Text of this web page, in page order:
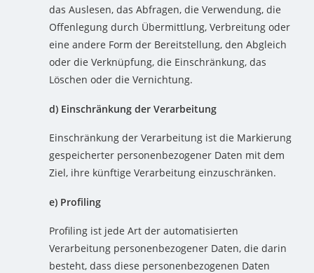
das Auslesen, das Abfragen, die Verwendung, die
Offenlegung durch Übermittlung, Verbreitung oder
eine andere Form der Bereitstellung, den Abgleich
oder die Verknüpfung, die Einschränkung, das
Löschen oder die Vernichtung.
d) Einschränkung der Verarbeitung
Einschränkung der Verarbeitung ist die Markierung
gespeicherter personenbezogener Daten mit dem
Ziel, ihre künftige Verarbeitung einzuschränken.
e) Profiling
Profiling ist jede Art der automatisierten
Verarbeitung personenbezogener Daten, die darin
besteht, dass diese personenbezogenen Daten